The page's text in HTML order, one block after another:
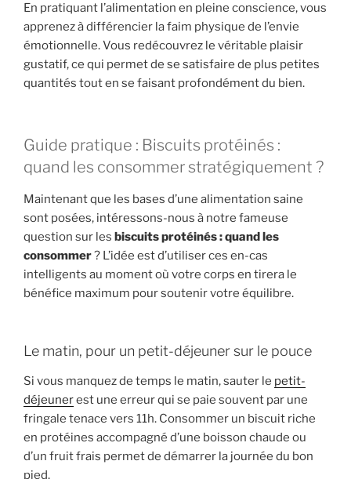
En pratiquant l’alimentation en pleine conscience, vous
apprenez à différencier la faim physique de l’envie
émotionnelle. Vous redécouvrez le véritable plaisir
gustatif, ce qui permet de se satisfaire de plus petites
quantités tout en se faisant profondément du bien.
Guide pratique : Biscuits protéinés :
quand les consommer stratégiquement ?
Maintenant que les bases d’une alimentation saine
sont posées, intéressons-nous à notre fameuse
question sur les biscuits protéinés : quand les
consommer? L’idée est d’utiliser ces en-cas
intelligents au moment où votre corps en tirera le
bénéfice maximum pour soutenir votre équilibre.
Le matin, pour un petit-déjeuner sur le pouce
Si vous manquez de temps le matin, sauter le petit-
déjeunerest une erreur qui se paie souvent par une
fringale tenace vers 11h. Consommer un biscuit riche
en protéines accompagné d’une boisson chaude ou
d’un fruit frais permet de démarrer la journée du bon
pied.